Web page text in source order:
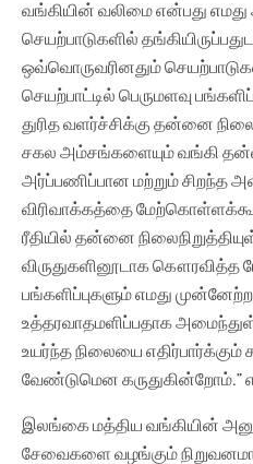
வங்கியின் வலிமை என்பது
செயற்பாடுகளில்
ஒவ்வொருவரினதும்
செயற்பாட்டில் பெருமளவு
துரித வளர்ச்சிக்கு தன்னை
சகல அம்சங்களையும் வங்கி
அர்ப்பணிப்பான மற்றும் சிறந்த
விரிவாக்கத்தை
ரீதியில் தன்னை
விருதுகளினூடாக கௌரவித்த
பங்களிப்புகளும் எமது
உத்தரவாதமளிப்பதாக
உயர்ந்த நிலையை
வேண்டுமென கருதுகின்றோம்.”
இலங்கை மத்திய வங்கியின்
சேவைகளை வழங்கும்